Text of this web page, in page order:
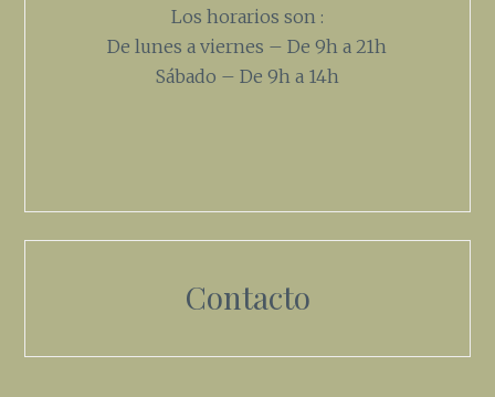
Los horarios son :
De lunes a viernes – De 9h a 21h
Sábado – De 9h a 14h
Contacto